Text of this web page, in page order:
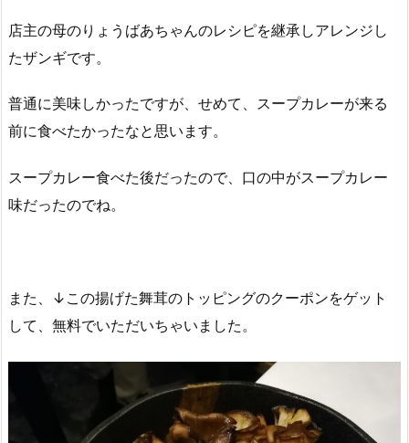
店主の母のりょうばあちゃんのレシピを継承しアレンジし
たザンギです。
普通に美味しかったですが、せめて、スープカレーが来る
前に食べたかったなと思います。
スープカレー食べた後だったので、口の中がスープカレー
味だったのでね。
また、↓この揚げた舞茸のトッピングのクーポンをゲット
して、無料でいただいちゃいました。